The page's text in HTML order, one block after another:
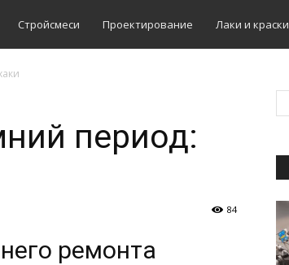
Стройсмеси Проектирование Лаки и краски
период:
84
ремонта